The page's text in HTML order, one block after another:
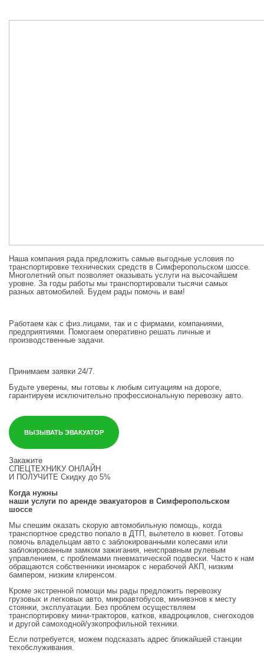
Наша компания рада предложить самые выгодные условия по
транспортировке технических средств в Симферопольском шоссе.
Многолетний опыт позволяет оказывать услуги на высочайшем
уровне. За годы работы мы транспортировали тысячи самых
разных автомобилей. Будем рады помочь и вам!
Работаем как с физ.лицами, так и с фирмами, компаниями,
предприятиями. Помогаем оперативно решать личные и
производственные задачи.
Принимаем заявки 24/7.
Будьте уверены, мы готовы к любым ситуациям на дороге,
гарантируем исключительно профессиональную перевозку авто.
ВЫЗЫВАТЬ ЭВАКУАТОР
Закажите
СПЕЦТЕХНИКУ ОНЛАЙН
И ПОЛУЧИТЕ Скидку до 5%
Когда нужны
наши услуги по аренде эвакуаторов в Симферопольском
шоссе
Мы спешим оказать скорую автомобильную помощь, когда
транспортное средство попало в ДТП, вылетело в кювет. Готовы
помочь владельцам авто с заблокированными колесами или
заблокированным замком зажигания, неисправным рулевым
управлением, с проблемами пневматической подвески. Часто к нам
обращаются собственники иномарок с нерабочей АКП, низким
бампером, низким клиренсом.
Кроме экстренной помощи мы рады предложить перевозку
грузовых и легковых авто, микроавтобусов, минивэнов к месту
стоянки, эксплуатации. Без проблем осуществляем
транспортировку мини-тракторов, катков, квадроциклов, снегоходов
и другой самоходной/узкопрофильной техники.
Если потребуется, можем подсказать адрес ближайшей станции
техобслуживания.